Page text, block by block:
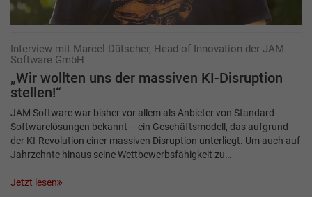
Interview mit Marcel Dütscher, Head of Innovation der JAM
Software GmbH
„Wir wollten uns der massiven KI-Disruption
stellen!“
JAM Software war bisher vor allem als Anbieter von Standard-
Softwarelösungen bekannt – ein Geschäftsmodell, das aufgrund
der KI-Revolution einer massiven Disruption unterliegt. Um auch auf
Jahrzehnte hinaus seine Wettbewerbsfähigkeit zu…
Jetzt lesen